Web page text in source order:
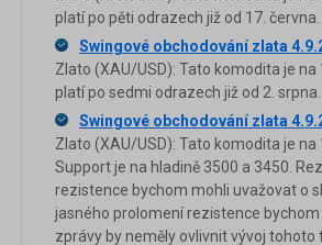
platí po pěti odrazech již od 17. června.
Swingové obchodování zlata
Zlato (XAU/USD): Tato komodita je
platí po sedmi odrazech již od 2. srpna.
Swingové obchodování zlata
Zlato (XAU/USD): Tato komodita je
Support je na hladině 3500 a 3450.
rezistence bychom mohli uvažovat o
jasného prolomení rezistence
zprávy by neměly ovlivnit vývoj tohoto